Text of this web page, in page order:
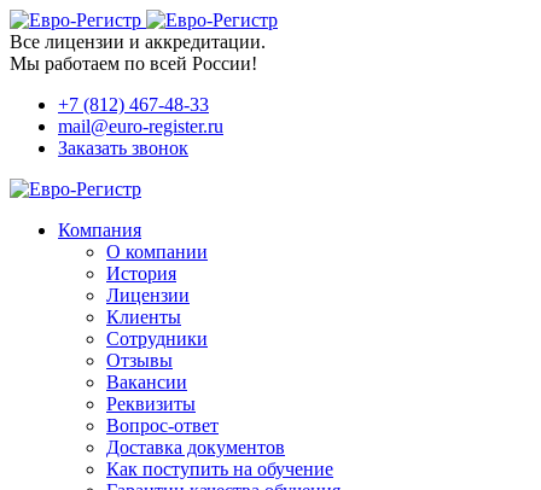
Все лицензии и аккредитации.
Мы работаем по всей России!
+7 (812) 467-48-33
mail@euro-register.ru
Заказать звонок
Компания
О компании
История
Лицензии
Клиенты
Сотрудники
Отзывы
Вакансии
Реквизиты
Вопрос-ответ
Доставка документов
Как поступить на обучение